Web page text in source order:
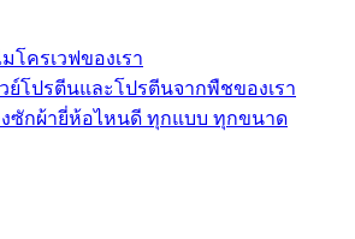
โครเวฟของเรา
ย์โปรตีนและโปรตีนจากพืชของเรา
ซักผ้ายี่ห้อไหนดี ทุกแบบ ทุกขนาด